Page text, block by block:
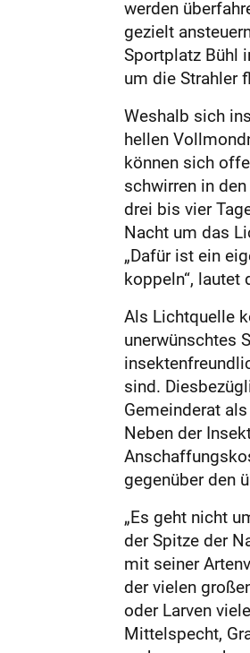
werden
gezielt
Sportplatz Bühl
um die Strahler
Weshalb sich
hellen
können sich
schwirren in
drei bis vier
Nacht um das
„Dafür ist ein
koppeln“, lautet
Als Lichtquelle
unerwünschtes
sind.
Gemeinderat
Neben der
gegen­über den
„Es geht nicht
der Spitze der
mit seiner
der vielen
oder Larven
Mittelspecht,